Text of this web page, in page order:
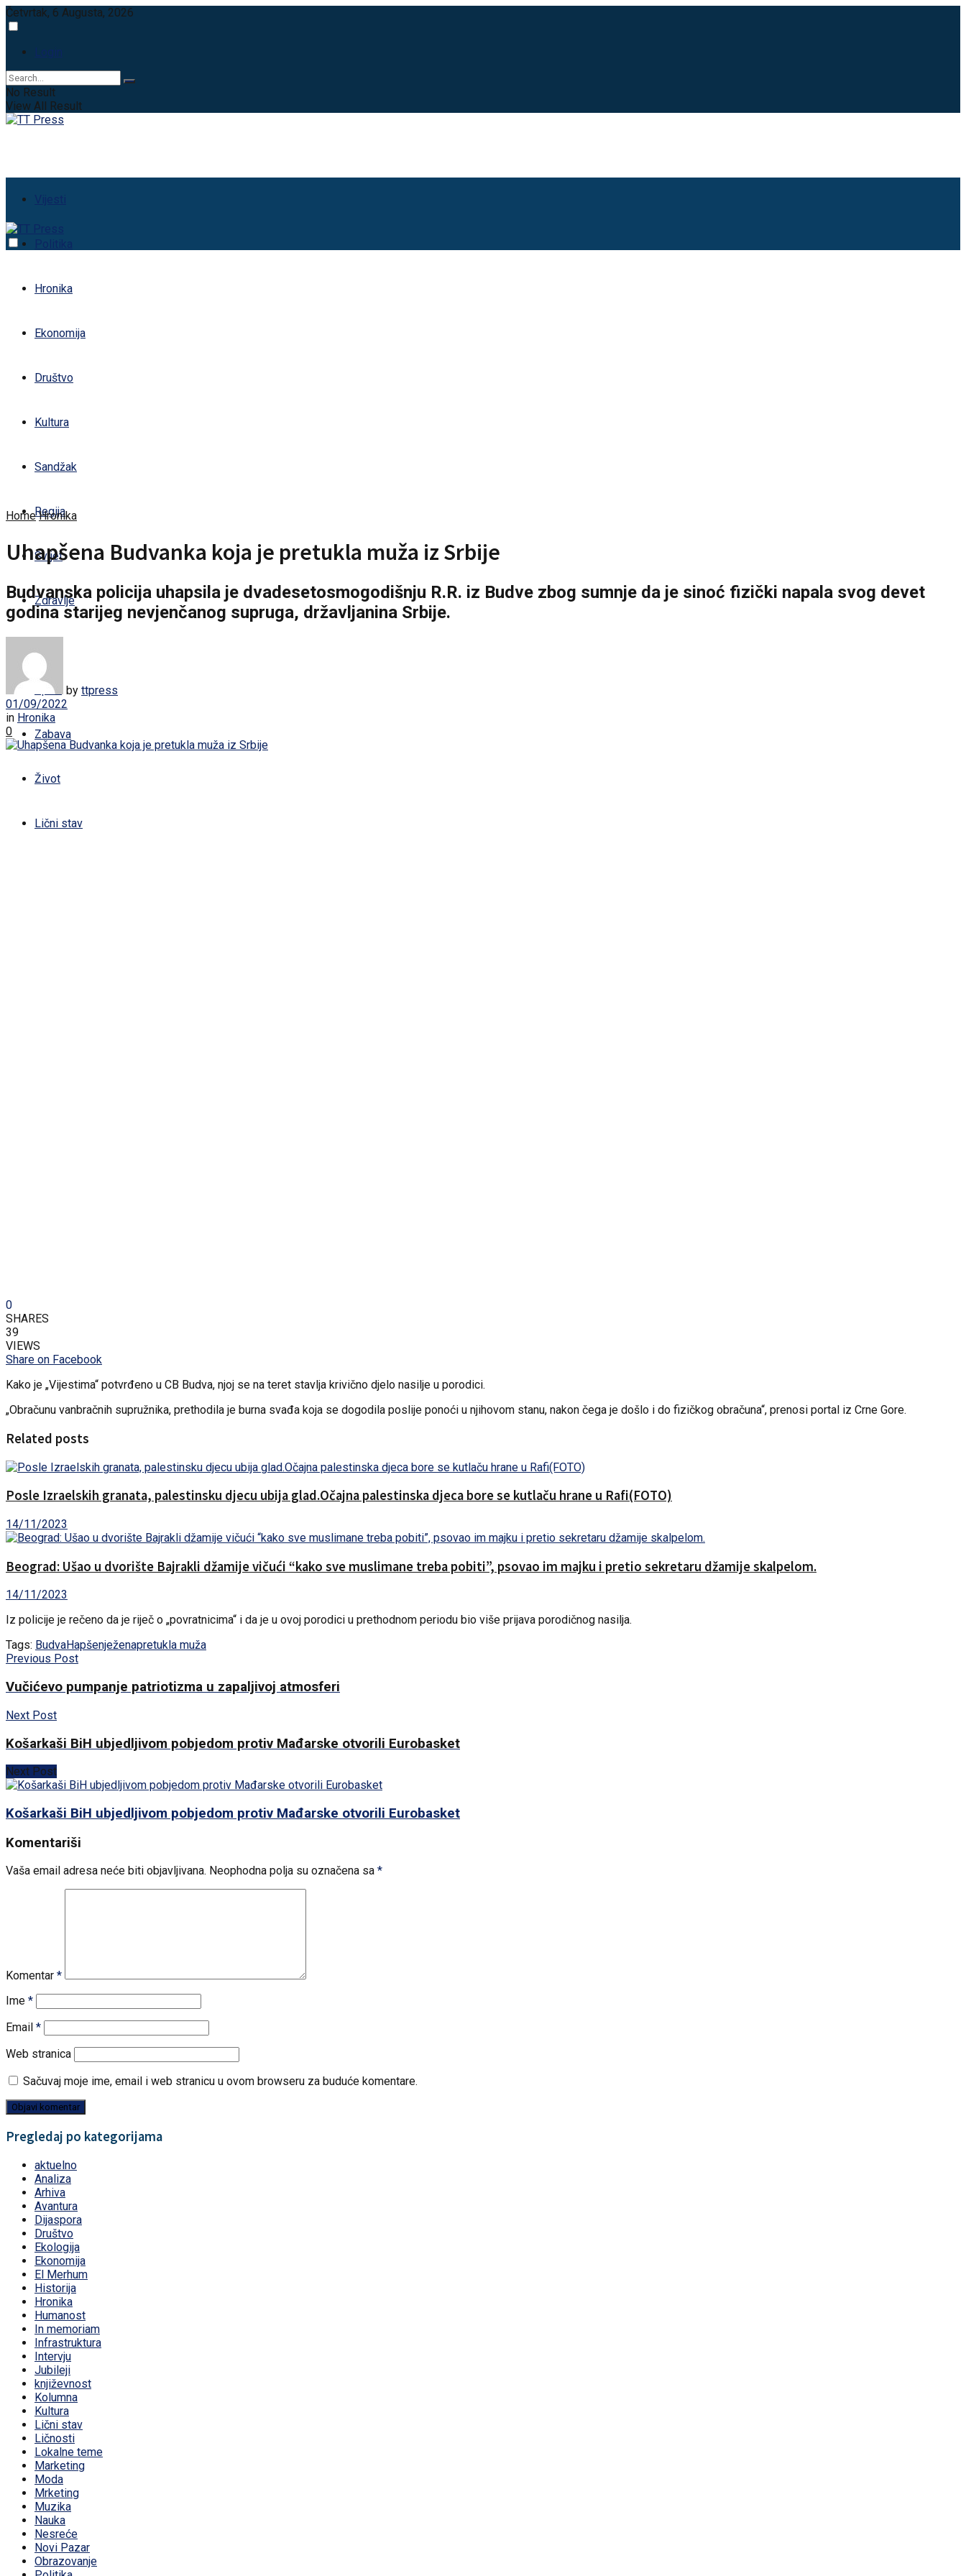
Četvrtak, 6 Augusta, 2026
Login
No Result
View All Result
Vijesti
Politika
Hronika
Ekonomija
Društvo
Kultura
Sandžak
Regija
Svijet
Zdravlje
Sport
Zabava
Život
Lični stav
Home Hronika
Uhapšena Budvanka koja je pretukla muža iz Srbije
Budvanska policija uhapsila je dvadesetosmogodišnju R.R. iz Budve zbog sumnje da je sinoć fizički napala svog devet
godina starijeg nevjenčanog supruga, državljanina Srbije.
by ttpress
01/09/2022
in Hronika
0
0
SHARES
39
VIEWS
Share on Facebook
Kako je „Vijestima“ potvrđeno u CB Budva, njoj se na teret stavlja krivično djelo nasilje u porodici.
„Obračunu vanbračnih supružnika, prethodila je burna svađa koja se dogodila poslije ponoći u njihovom stanu, nakon čega je došlo i do fizičkog obračuna“, prenosi portal iz Crne Gore.
Related posts
Posle Izraelskih granata, palestinsku djecu ubija glad.Očajna palestinska djeca bore se kutlaču hrane u Rafi(FOTO)
14/11/2023
Beograd: Ušao u dvorište Bajrakli džamije vičući “kako sve muslimane treba pobiti”, psovao im majku i pretio sekretaru džamije skalpelom.
14/11/2023
Iz policije je rečeno da je riječ o „povratnicima“ i da je u ovoj porodici u prethodnom periodu bio više prijava porodičnog nasilja.
Tags: BudvaHapšenježenapretukla muža
Previous Post
Vučićevo pumpanje patriotizma u zapaljivoj atmosferi
Next Post
Košarkaši BiH ubjedljivom pobjedom protiv Mađarske otvorili Eurobasket
Next Post
Košarkaši BiH ubjedljivom pobjedom protiv Mađarske otvorili Eurobasket
Komentariši
Vaša email adresa neće biti objavljivana. Neophodna polja su označena sa *
Komentar *
Ime *
Email *
Web stranica
Sačuvaj moje ime, email i web stranicu u ovom browseru za buduće komentare.
Pregledaj po kategorijama
aktuelno
Analiza
Arhiva
Avantura
Dijaspora
Društvo
Ekologija
Ekonomija
El Merhum
Historija
Hronika
Humanost
In memoriam
Infrastruktura
Intervju
Jubileji
književnost
Kolumna
Kultura
Lični stav
Ličnosti
Lokalne teme
Marketing
Moda
Mrketing
Muzika
Nauka
Nesreće
Novi Pazar
Obrazovanje